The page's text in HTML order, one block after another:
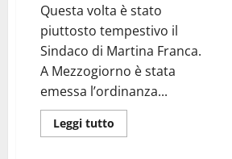
Questa volta è stato
piuttosto tempestivo il
Sindaco di Martina Franca.
A Mezzogiorno è stata
emessa l’ordinanza...
Leggi tutto